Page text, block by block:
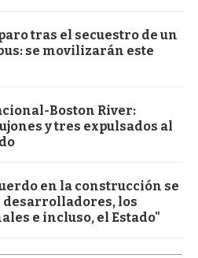
tras el secuestro de un
se movilizarán este
Boston River:
y tres expulsados al
en la construcción se
los
e incluso, el Estado"